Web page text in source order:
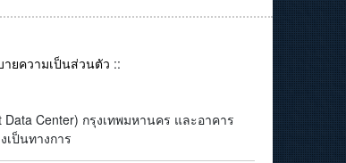
ยความเป็นส่วนตัว ::
Center) กรุงเทพมหานคร และอาคาร
เป็นทางการ